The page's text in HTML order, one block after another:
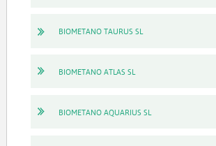
BIOMETANO TAURUS SL
BIOMETANO ATLAS SL
BIOMETANO AQUARIUS SL